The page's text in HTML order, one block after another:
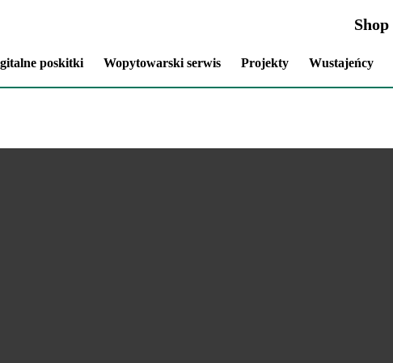
Shop
poskitki Wopytowarski serwis Projekty Wustajeńcy